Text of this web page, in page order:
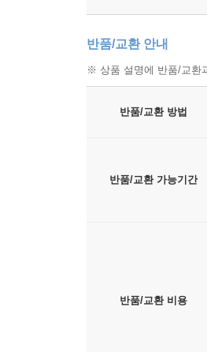
반품/교환 안내
※ 상품 설명에 반품/교환
반품/교환 방법
반품/교환 가능기간
반품/교환 비용